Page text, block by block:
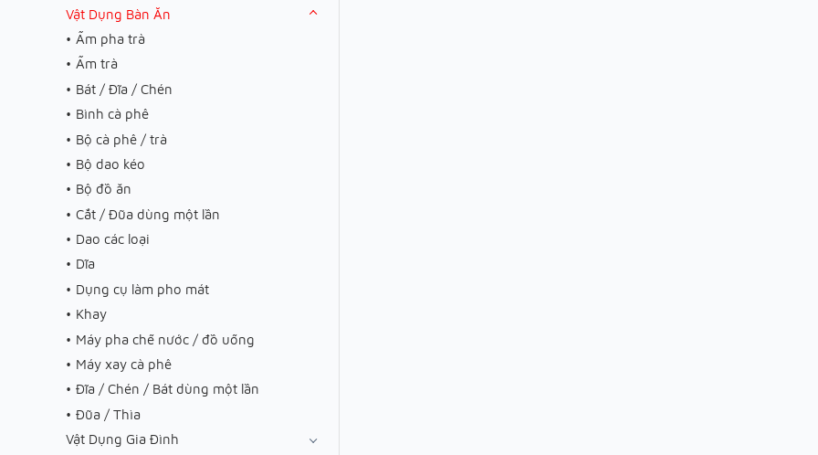
Vật Dụng Bàn Ăn
Ấm pha trà
Ấm trà
Bát / Đĩa / Chén
Bình cà phê
Bộ cà phê / trà
Bộ dao kéo
Bộ đồ ăn
Cắt / Đũa dùng một lần
Dao các loại
Dĩa
Dụng cụ làm pho mát
Khay
Máy pha chế nước / đồ uống
Máy xay cà phê
Đĩa / Chén / Bát dùng một lần
Đũa / Thìa
Vật Dụng Gia Đình